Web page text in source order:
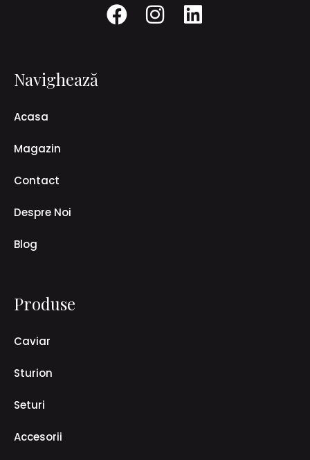
Navighează
Acasa
Magazin
Contact
Despre Noi
Blog
Produse
Caviar
Sturion
Seturi
Accesorii